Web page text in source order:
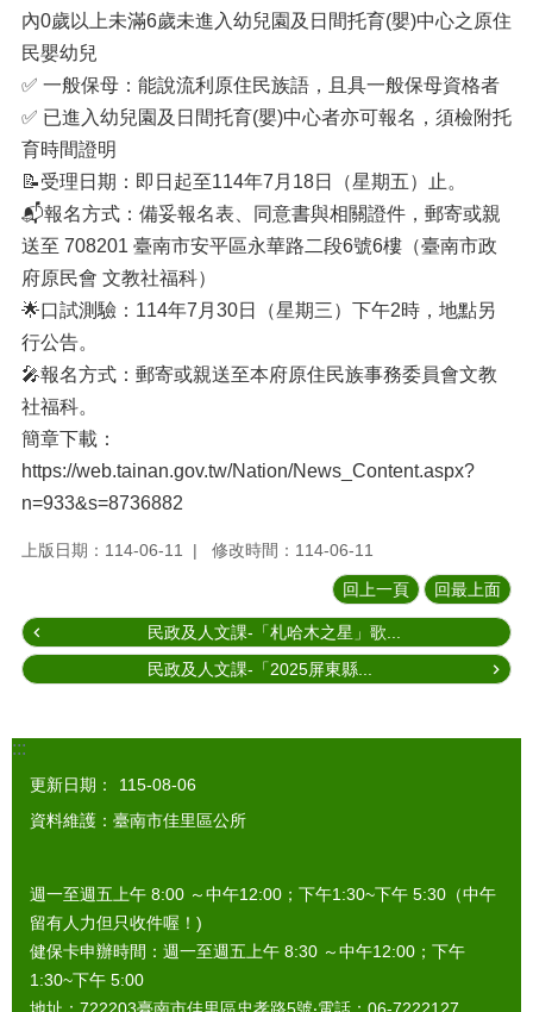
內0歲以上未滿6歲未進入幼兒園及日間托育(嬰)中心之原住
民嬰幼兒
✅ 一般保母：能說流利原住民族語，且具一般保母資格者
✅ 已進入幼兒園及日間托育(嬰)中心者亦可報名，須檢附托
育時間證明
📝受理日期：即日起至114年7月18日（星期五）止。
📬報名方式：備妥報名表、同意書與相關證件，郵寄或親
送至 708201 臺南市安平區永華路二段6號6樓（臺南市政
府原民會 文教社福科）
🌟口試測驗：114年7月30日（星期三）下午2時，地點另
行公告。
🎤報名方式：郵寄或親送至本府原住民族事務委員會文教
社福科。
簡章下載：
https://web.tainan.gov.tw/Nation/News_Content.aspx?
n=933&s=8736882
上版日期：114-06-11 修改時間：114-06-11
回上一頁 回最上面
民政及人文課-「札哈木之星」歌...
民政及人文課-「2025屏東縣...
:::
更新日期：
115-08-06
資料維護：臺南市佳里區公所
週一至週五上午 8:00 ～中午12:00；下午1:30~下午 5:30（中午
留有人力但只收件喔！)
健保卡申辦時間：週一至週五上午 8:30 ～中午12:00；下午
1:30~下午 5:00